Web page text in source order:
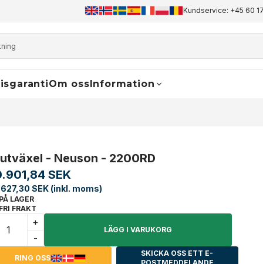
+45 60 17 81 50 info@finaldrive-trackmotors.com WhatsApp
Kundservice: +45 60
Om ossInformation
- Neuson - 2200RD
SEK
SEK (inkl. moms)
PÅ LAGER
FRI FRAKT
+
-
LÄGG I VARUKORG
RING OSS
SKICKA OSS ETT E-